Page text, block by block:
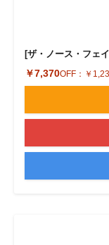
[ザ・ノース・フェ
￥7,370OFF： ￥